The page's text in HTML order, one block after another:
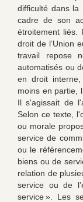
difficulté dans la
cadre de son
étroitement liés.
droit de l’Union
travail repose
automatisés ou
en droit interne,
moins en partie,
Il s'agissait de
Selon ce texte,
ou morale
service de
ou le
biens ou de
relation de
service ou de
service ». Les